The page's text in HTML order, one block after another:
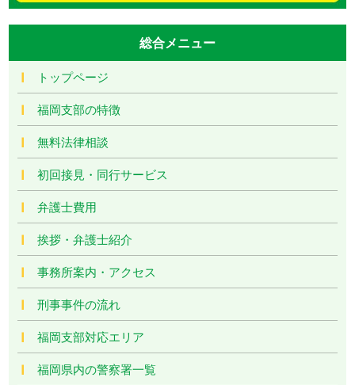
総合メニュー
トップページ
福岡支部の特徴
無料法律相談
初回接見・同行サービス
弁護士費用
挨拶・弁護士紹介
事務所案内・アクセス
刑事事件の流れ
福岡支部対応エリア
福岡県内の警察署一覧